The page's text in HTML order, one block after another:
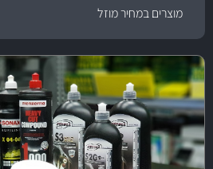
מוצרים במחיר מוזל